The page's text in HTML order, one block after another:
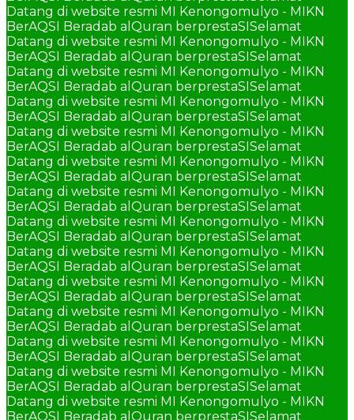
Datang di website resmi MI Kenongomulyo - MIKN
BerAQSI Beradab alQuran berprestaSISelamat
Datang di website resmi MI Kenongomulyo - MIKN
BerAQSI Beradab alQuran berprestaSISelamat
Datang di website resmi MI Kenongomulyo - MIKN
BerAQSI Beradab alQuran berprestaSISelamat
Datang di website resmi MI Kenongomulyo - MIKN
BerAQSI Beradab alQuran berprestaSISelamat
Datang di website resmi MI Kenongomulyo - MIKN
BerAQSI Beradab alQuran berprestaSISelamat
Datang di website resmi MI Kenongomulyo - MIKN
BerAQSI Beradab alQuran berprestaSISelamat
Datang di website resmi MI Kenongomulyo - MIKN
BerAQSI Beradab alQuran berprestaSISelamat
Datang di website resmi MI Kenongomulyo - MIKN
BerAQSI Beradab alQuran berprestaSISelamat
Datang di website resmi MI Kenongomulyo - MIKN
BerAQSI Beradab alQuran berprestaSISelamat
Datang di website resmi MI Kenongomulyo - MIKN
BerAQSI Beradab alQuran berprestaSISelamat
Datang di website resmi MI Kenongomulyo - MIKN
BerAQSI Beradab alQuran berprestaSISelamat
Datang di website resmi MI Kenongomulyo - MIKN
BerAQSI Beradab alQuran berprestaSISelamat
Datang di website resmi MI Kenongomulyo - MIKN
BerAQSI Beradab alQuran berprestaSISelamat
Datang di website resmi MI Kenongomulyo - MIKN
BerAQSI Beradab alQuran berprestaSISelamat